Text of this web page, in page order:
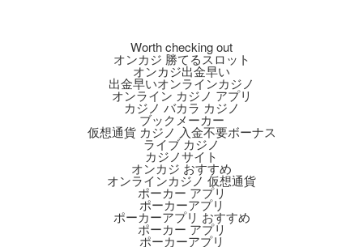
Worth checking out
オンカジ 勝てるスロット
オンカジ出金早い
出金早いオンラインカジノ
オンライン カジノ アプリ
カジノ バカラ カジノ
ブックメーカー
仮想通貨 カジノ 入金不要ボーナス
ライブ カジノ
カジノサイト
オンカジ おすすめ
オンラインカジノ 仮想通貨
ポーカー アプリ
ポーカーアプリ
ポーカーアプリ おすすめ
ポーカー アプリ
ポーカーアプリ